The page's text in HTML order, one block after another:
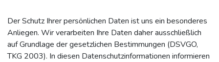
Der Schutz Ihrer persönlichen Daten ist uns ein besonderes
Anliegen. Wir verarbeiten Ihre Daten daher ausschließlich
auf Grundlage der gesetzlichen Bestimmungen (DSVGO,
TKG 2003). In diesen Datenschutzinformationen informieren